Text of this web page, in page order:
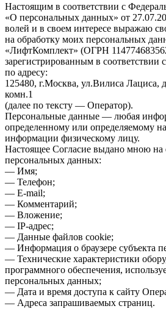
Настоящим в соответствии с
«О персональных данных» от
волей и в своем интересе выражаю
на обработку моих персональных
«ЛифтКомплект» (ОГРН
зарегистрированным в соответствии
по адресу:
125480, г.Москва, ул.Вилиса Лациса,
комн.1
(далее по тексту — Оператор).
Персональные данные — любая
определенному или определяемому
информации физическому лицу.
Настоящее Согласие выдано мною
персональных данных:
— Имя;
— Телефон;
— E-mail;
— Комментарий;
— Вложение;
— IP-адрес;
— Данные файлов cookie;
— Информация о браузере субъекта
— Технические характеристики
программного обеспечения,
персональных данных;
— Дата и время доступа к сайту
— Адреса запрашиваемых страниц.